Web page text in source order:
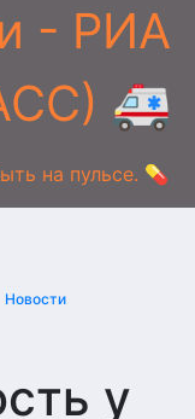
- РИА
🚑
на пульсе. 💊
Новости
у